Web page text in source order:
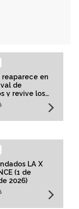
reaparece en
de
y revive los
su
regreso
LA X
(1 de
2026)